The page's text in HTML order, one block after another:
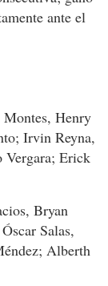
ante el
Henry
Irvin Reyna,
Vergara; Erick
Bryan
Salas,
Alberth